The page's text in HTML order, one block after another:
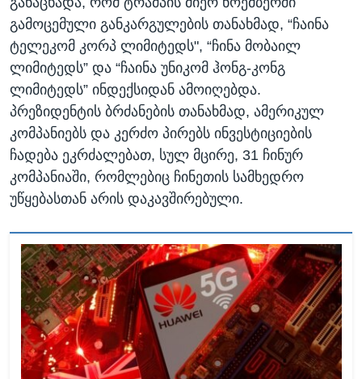
გამოცემული განკარგულების თანახმად, “ჩაინა
ტელეკომ კორპ ლიმიტედს", “ჩინა მობაილ
ლიმიტედს” და “ჩაინა უნიკომ ჰონგ-კონგ
ლიმიტედს” ინდექსიდან ამოიღებდა.
პრეზიდენტის ბრძანების თანახმად, ამერიკულ
კომპანიებს და კერძო პირებს ინვესტიციების
ჩადება ეკრძალებათ, სულ მცირე, 31 ჩინურ
კომპანიაში, რომლებიც ჩინეთის სამხედრო
უწყებასთან არის დაკავშირებული.